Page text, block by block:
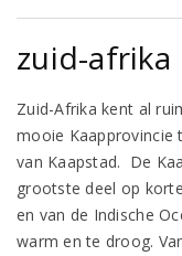
zuid-afrika
Zuid-Afrika kent al
mooie
van Kaapstad. De
grootste deel op
en van de Indische
warm en te droog.